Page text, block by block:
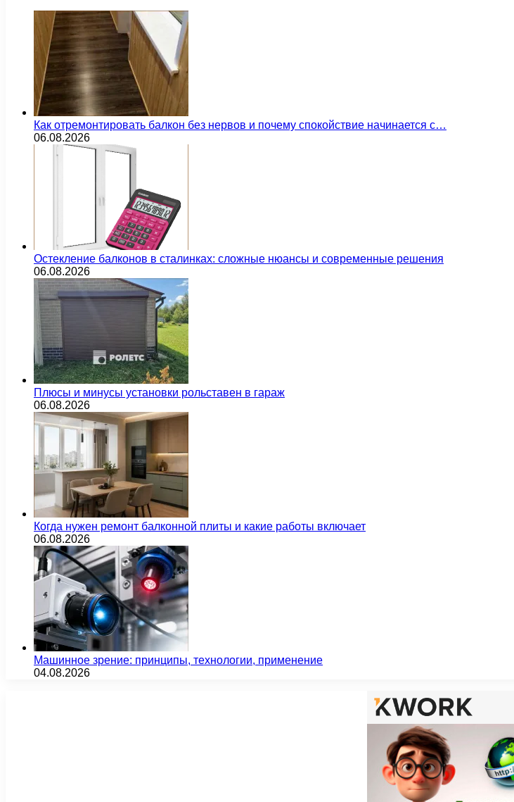
Как отремонтировать балкон без нервов и почему спокойствие начинается с…
06.08.2026
Остекление балконов в сталинках: сложные нюансы и современные решения
06.08.2026
Плюсы и минусы установки рольставен в гараж
06.08.2026
Когда нужен ремонт балконной плиты и какие работы включает
06.08.2026
Машинное зрение: принципы, технологии, применение
04.08.2026